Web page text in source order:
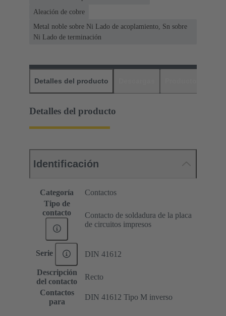
Aleación de cobre
Metal noble sobre Ni Lado de acoplamiento, Sn sobre
Ni Lado de terminación
Detalles del producto
Detalles del producto
Identificación
Categoría
Contactos
Tipo de
contacto
Contacto de soldadura de la placa
de circuitos impresos
Serie DIN 41612
Descripción
del contacto
Recto
Contactos
para
DIN 41612 Tipo M inverso